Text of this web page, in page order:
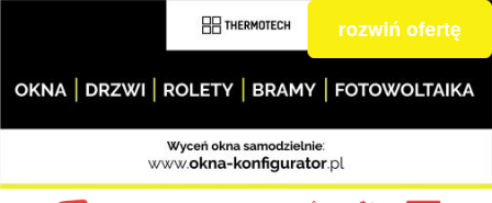
rozwiń ofertę
STRONA GŁÓWNA